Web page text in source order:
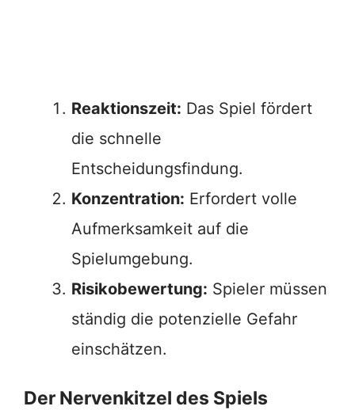
Reaktionszeit: Das Spiel fördert
die schnelle
Entscheidungsfindung.
Konzentration: Erfordert volle
Aufmerksamkeit auf die
Spielumgebung.
Risikobewertung: Spieler müssen
ständig die potenzielle Gefahr
einschätzen.
Der Nervenkitzel des Spiels